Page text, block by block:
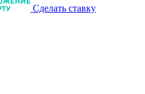
Сделать ставку